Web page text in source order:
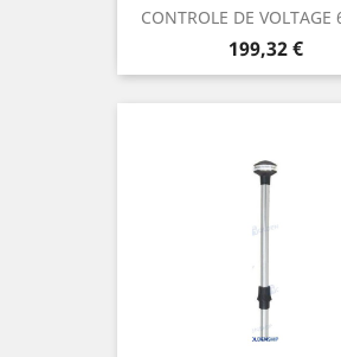
CONTROLE DE VOLTAGE
Prix
199,32 €